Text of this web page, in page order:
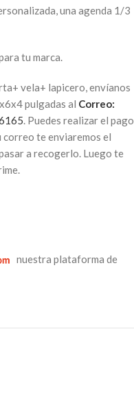
una agenda 1/3
tu marca.
vela+ lapicero, envíanos
pulgadas al Correo:
. Puedes realizar el pago
correo te enviaremos el
a recogerlo. Luego te
nuestra plataforma de